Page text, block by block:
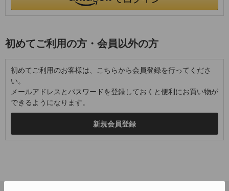
初めてご利用の方・会員以外の方
初めてご利用のお客様は、こちらから会員登録を行ってくださ
い。
メールアドレスとパスワードを登録しておくと便利にお買い物が
できるようになります。